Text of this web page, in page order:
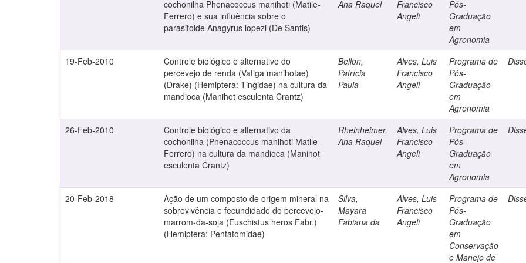
cochonilha Phenacoccus manihoti (Matile-
Ferrero) e sua influência sobre o
parasitoide Anagyrus lopezi (De Santis)
Ana Raquel
Francisco
Angeli
Pós-
Graduação
em
Agronomia
19-Feb-2010
Controle biológico e alternativo do
percevejo de renda (Vatiga manihotae)
(Drake) (Hemiptera: Tingidae) na cultura da
mandioca (Manihot esculenta Crantz)
Bellon,
Patrícia
Paula
Alves, Luis
Francisco
Angeli
Programa de
Pós-
Graduação
em
Agronomia
26-Feb-2010
Controle biológico e alternativo da
cochonilha (Phenacoccus manihoti Matile-
Ferrero) na cultura da mandioca (Manihot
esculenta Crantz)
Rheinheimer,
Ana Raquel
Alves, Luis
Francisco
Angeli
Programa de
Pós-
Graduação
em
Agronomia
20-Feb-2018
Ação de um composto de origem mineral na
sobrevivência e fecundidade do percevejo-
marrom-da-soja (Euschistus heros Fabr.)
(Hemiptera: Pentatomidae)
Silva,
Mayara
Fabiana da
Alves, Luis
Francisco
Angeli
Programa de
Pós-
Graduação
em
Conservação
e Manejo de